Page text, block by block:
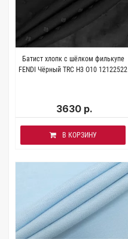
Батист хлопк с шёлком филькупе
FENDI Чёрный TRC H3 O10 12122522
3630 р.
В КОРЗИНУ